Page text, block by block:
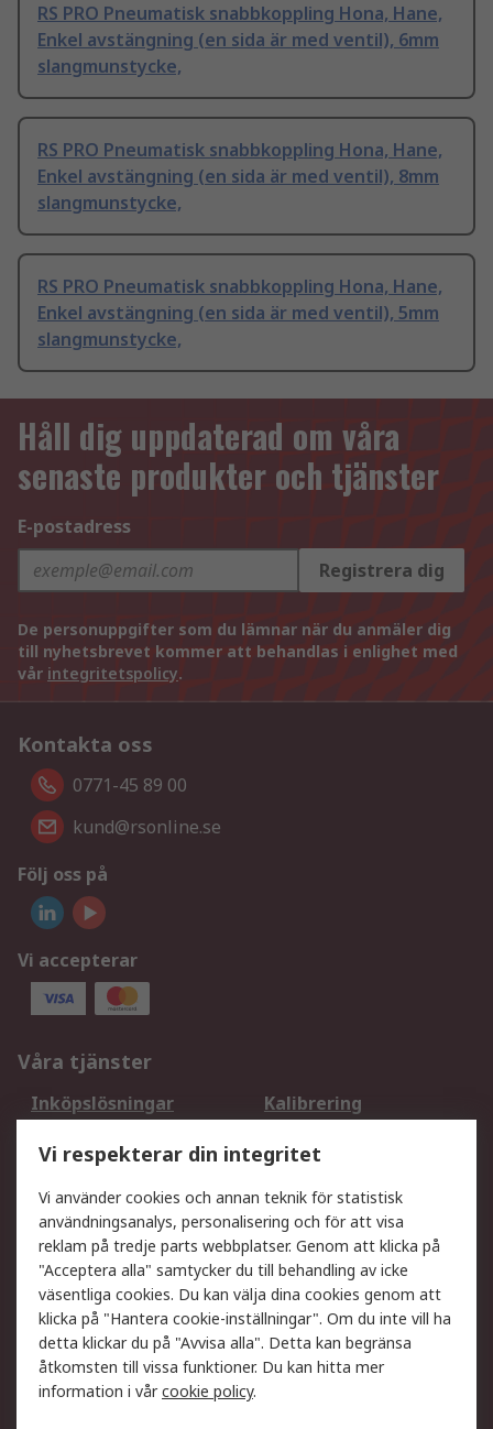
RS PRO Pneumatisk snabbkoppling Hona, Hane,
Enkel avstängning (en sida är med ventil), 6mm
slangmunstycke,
RS PRO Pneumatisk snabbkoppling Hona, Hane,
Enkel avstängning (en sida är med ventil), 8mm
slangmunstycke,
RS PRO Pneumatisk snabbkoppling Hona, Hane,
Enkel avstängning (en sida är med ventil), 5mm
slangmunstycke,
Håll dig uppdaterad om våra
senaste produkter och tjänster
E-postadress
Registrera dig
De personuppgifter som du lämnar när du anmäler dig
till nyhetsbrevet kommer att behandlas i enlighet med
vår integritetspolicy.
Kontakta oss
0771-45 89 00
kund@rsonline.se
Följ oss på
Vi accepterar
Våra tjänster
Inköpslösningar
Kalibrering
DesignSpark
Teknisk Support
Ditt lokala säljteam
Exportlösningar
Support
Få hjälp
Retur av varor
Leverans
Spåra din order
Begär en fakturakopi
Fördelar med RS-konto
Betalningsalternativ
Vi respekterar din integritet
Vi använder cookies och annan teknik för statistisk
användningsanalys, personalisering och för att visa
reklam på tredje parts webbplatser. Genom att klicka på
"Acceptera alla" samtycker du till behandling av icke
väsentliga cookies. Du kan välja dina cookies genom att
klicka på "Hantera cookie-inställningar". Om du inte vill ha
detta klickar du på "Avvisa alla". Detta kan begränsa
åtkomsten till vissa funktioner. Du kan hitta mer
information i vårcookie policy.